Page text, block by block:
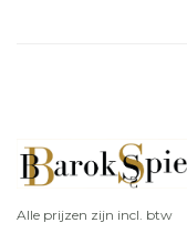
Alle prijzen zijn incl. btw